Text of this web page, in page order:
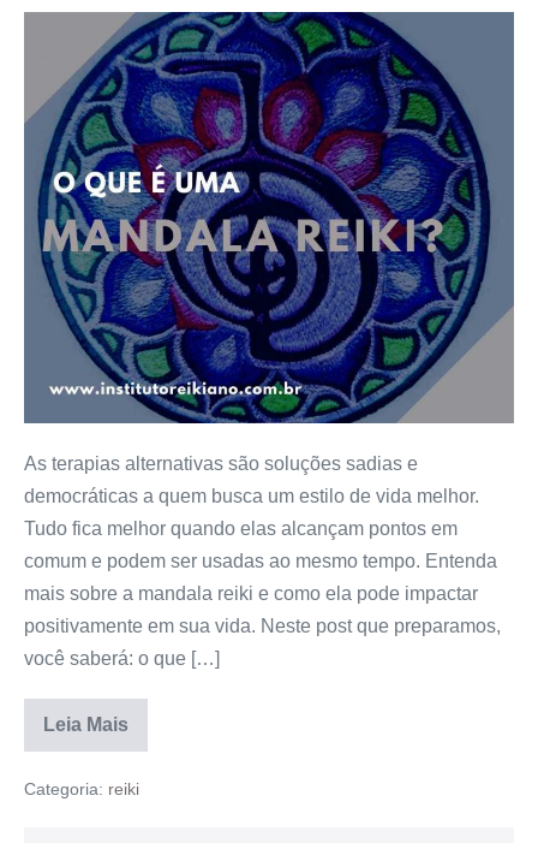
As terapias alternativas são soluções sadias e
democráticas a quem busca um estilo de vida melhor.
Tudo fica melhor quando elas alcançam pontos em
comum e podem ser usadas ao mesmo tempo. Entenda
mais sobre a mandala reiki e como ela pode impactar
positivamente em sua vida. Neste post que preparamos,
você saberá: o que […]
Leia Mais
Categoria: reiki